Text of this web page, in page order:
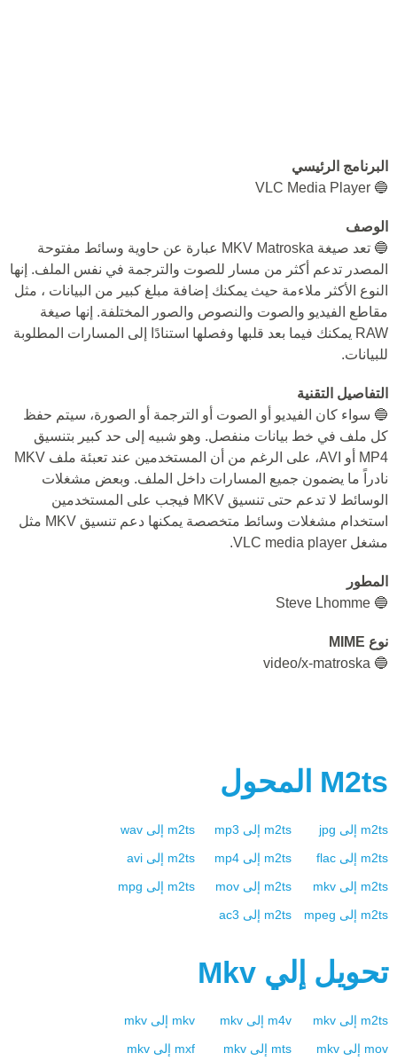
البرنامج الرئيسي
🔵 VLC Media Player
الوصف
🔵 تعد صيغة MKV Matroska عبارة عن حاوية وسائط مفتوحة
المصدر تدعم أكثر من مسار للصوت والترجمة في نفس الملف. إنها
النوع الأكثر ملاءمة حيث يمكنك إضافة مبلغ كبير من البيانات ، مثل
مقاطع الفيديو والصوت والنصوص والصور المختلفة. إنها صيغة
RAW يمكنك فيما بعد قلبها وفصلها استنادًا إلى المسارات المطلوبة
للبيانات.
التفاصيل التقنية
🔵 سواء كان الفيديو أو الصوت أو الترجمة أو الصورة، سيتم حفظ
كل ملف في خط بيانات منفصل. وهو شبيه إلى حد كبير بتنسيق
MP4 أو AVI، على الرغم من أن المستخدمين عند تعبئة ملف MKV
نادراً ما يضمون جميع المسارات داخل الملف. وبعض مشغلات
الوسائط لا تدعم حتى تنسيق MKV فيجب على المستخدمين
استخدام مشغلات وسائط متخصصة يمكنها دعم تنسيق MKV مثل
مشغل VLC media player.
المطور
🔵 Steve Lhomme
نوع MIME
🔵 video/x-matroska
M2ts المحول
m2ts إلى jpg
m2ts إلى mp3
m2ts إلى wav
m2ts إلى flac
m2ts إلى mp4
m2ts إلى avi
m2ts إلى mkv
m2ts إلى mov
m2ts إلى mpg
m2ts إلى mpeg
m2ts إلى ac3
تحويل إلي Mkv
m2ts إلى mkv
m4v إلى mkv
mkv إلى mkv
mov إلى mkv
mts إلى mkv
mxf إلى mkv